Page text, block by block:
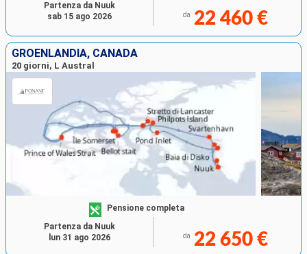
da 22 460 €
Partenza da Nuuk
sab 15 ago 2026
GROENLANDIA, CANADA
20 giorni, L Austral
Pensione completa
da 22 650 €
Partenza da Nuuk
lun 31 ago 2026